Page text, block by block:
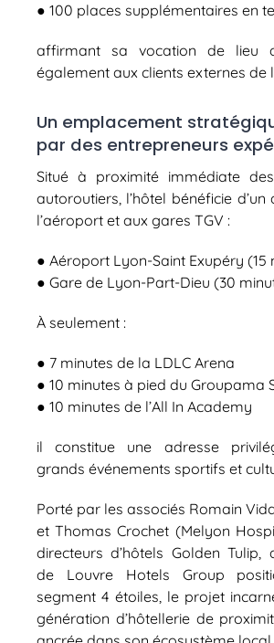
● 100 places supplémentaires en
affirmant sa vocation de lieu
également aux clients externes de
Un emplacement
par des entrepreneurs
Situé à proximité immédiate
autoroutiers, l’hôtel bénéficie
l’aéroport et aux gares TGV :
● Aéroport Lyon-Saint Exupéry (15
● Gare de Lyon-Part-Dieu (30
À seulement :
● 7 minutes de la LDLC Arena
● 10 minutes à pied du Groupama
● 10 minutes de l’All In Academy
il constitue une adresse
grands événements sportifs et
Porté par les associés Romain
et Thomas Crochet (Melyon
directeurs d’hôtels Golden Tulip,
de Louvre Hotels Group
segment 4 étoiles, le projet
génération d’hôtellerie de